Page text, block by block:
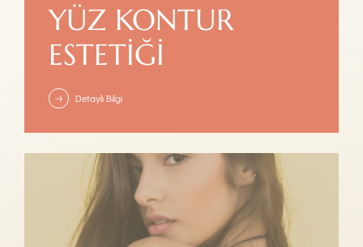
YÜZ KONTUR
ESTETIĞI
Detaylı Bilgi